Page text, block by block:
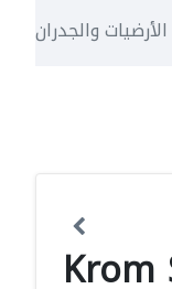
الأرضيات والجدران